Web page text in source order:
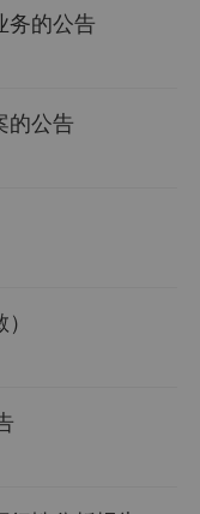
务的公告
的公告